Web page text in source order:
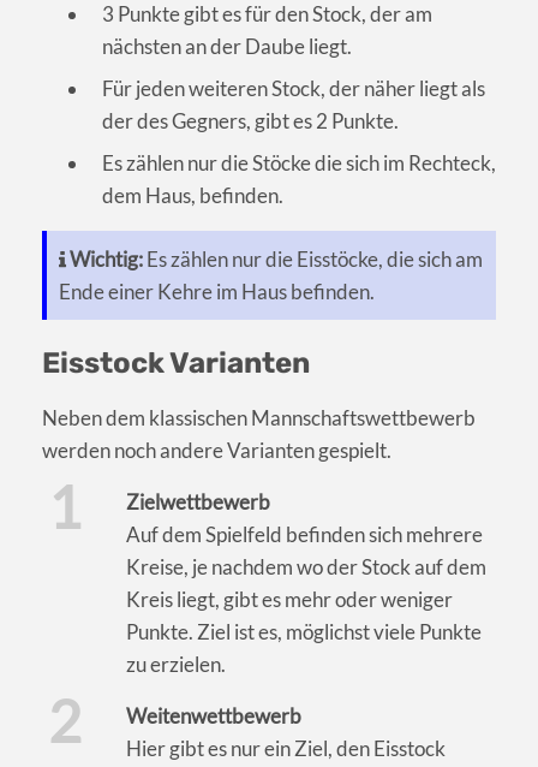
3 Punkte gibt es für den Stock, der am
nächsten an der Daube liegt.
Für jeden weiteren Stock, der näher liegt als
der des Gegners, gibt es 2 Punkte.
Es zählen nur die Stöcke die sich im Rechteck,
dem Haus, befinden.
Wichtig:Es zählen nur die Eisstöcke, die sich am
Ende einer Kehre im Haus befinden.
Eisstock Varianten
Neben dem klassischen Mannschaftswettbewerb
werden noch andere Varianten gespielt.
Zielwettbewerb
Auf dem Spielfeld befinden sich mehrere
Kreise, je nachdem wo der Stock auf dem
Kreis liegt, gibt es mehr oder weniger
Punkte. Ziel ist es, möglichst viele Punkte
zu erzielen.
Weitenwettbewerb
Hier gibt es nur ein Ziel, den Eisstock